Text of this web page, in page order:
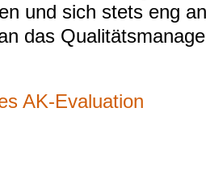
und sich stets eng
das
AK-Evaluation